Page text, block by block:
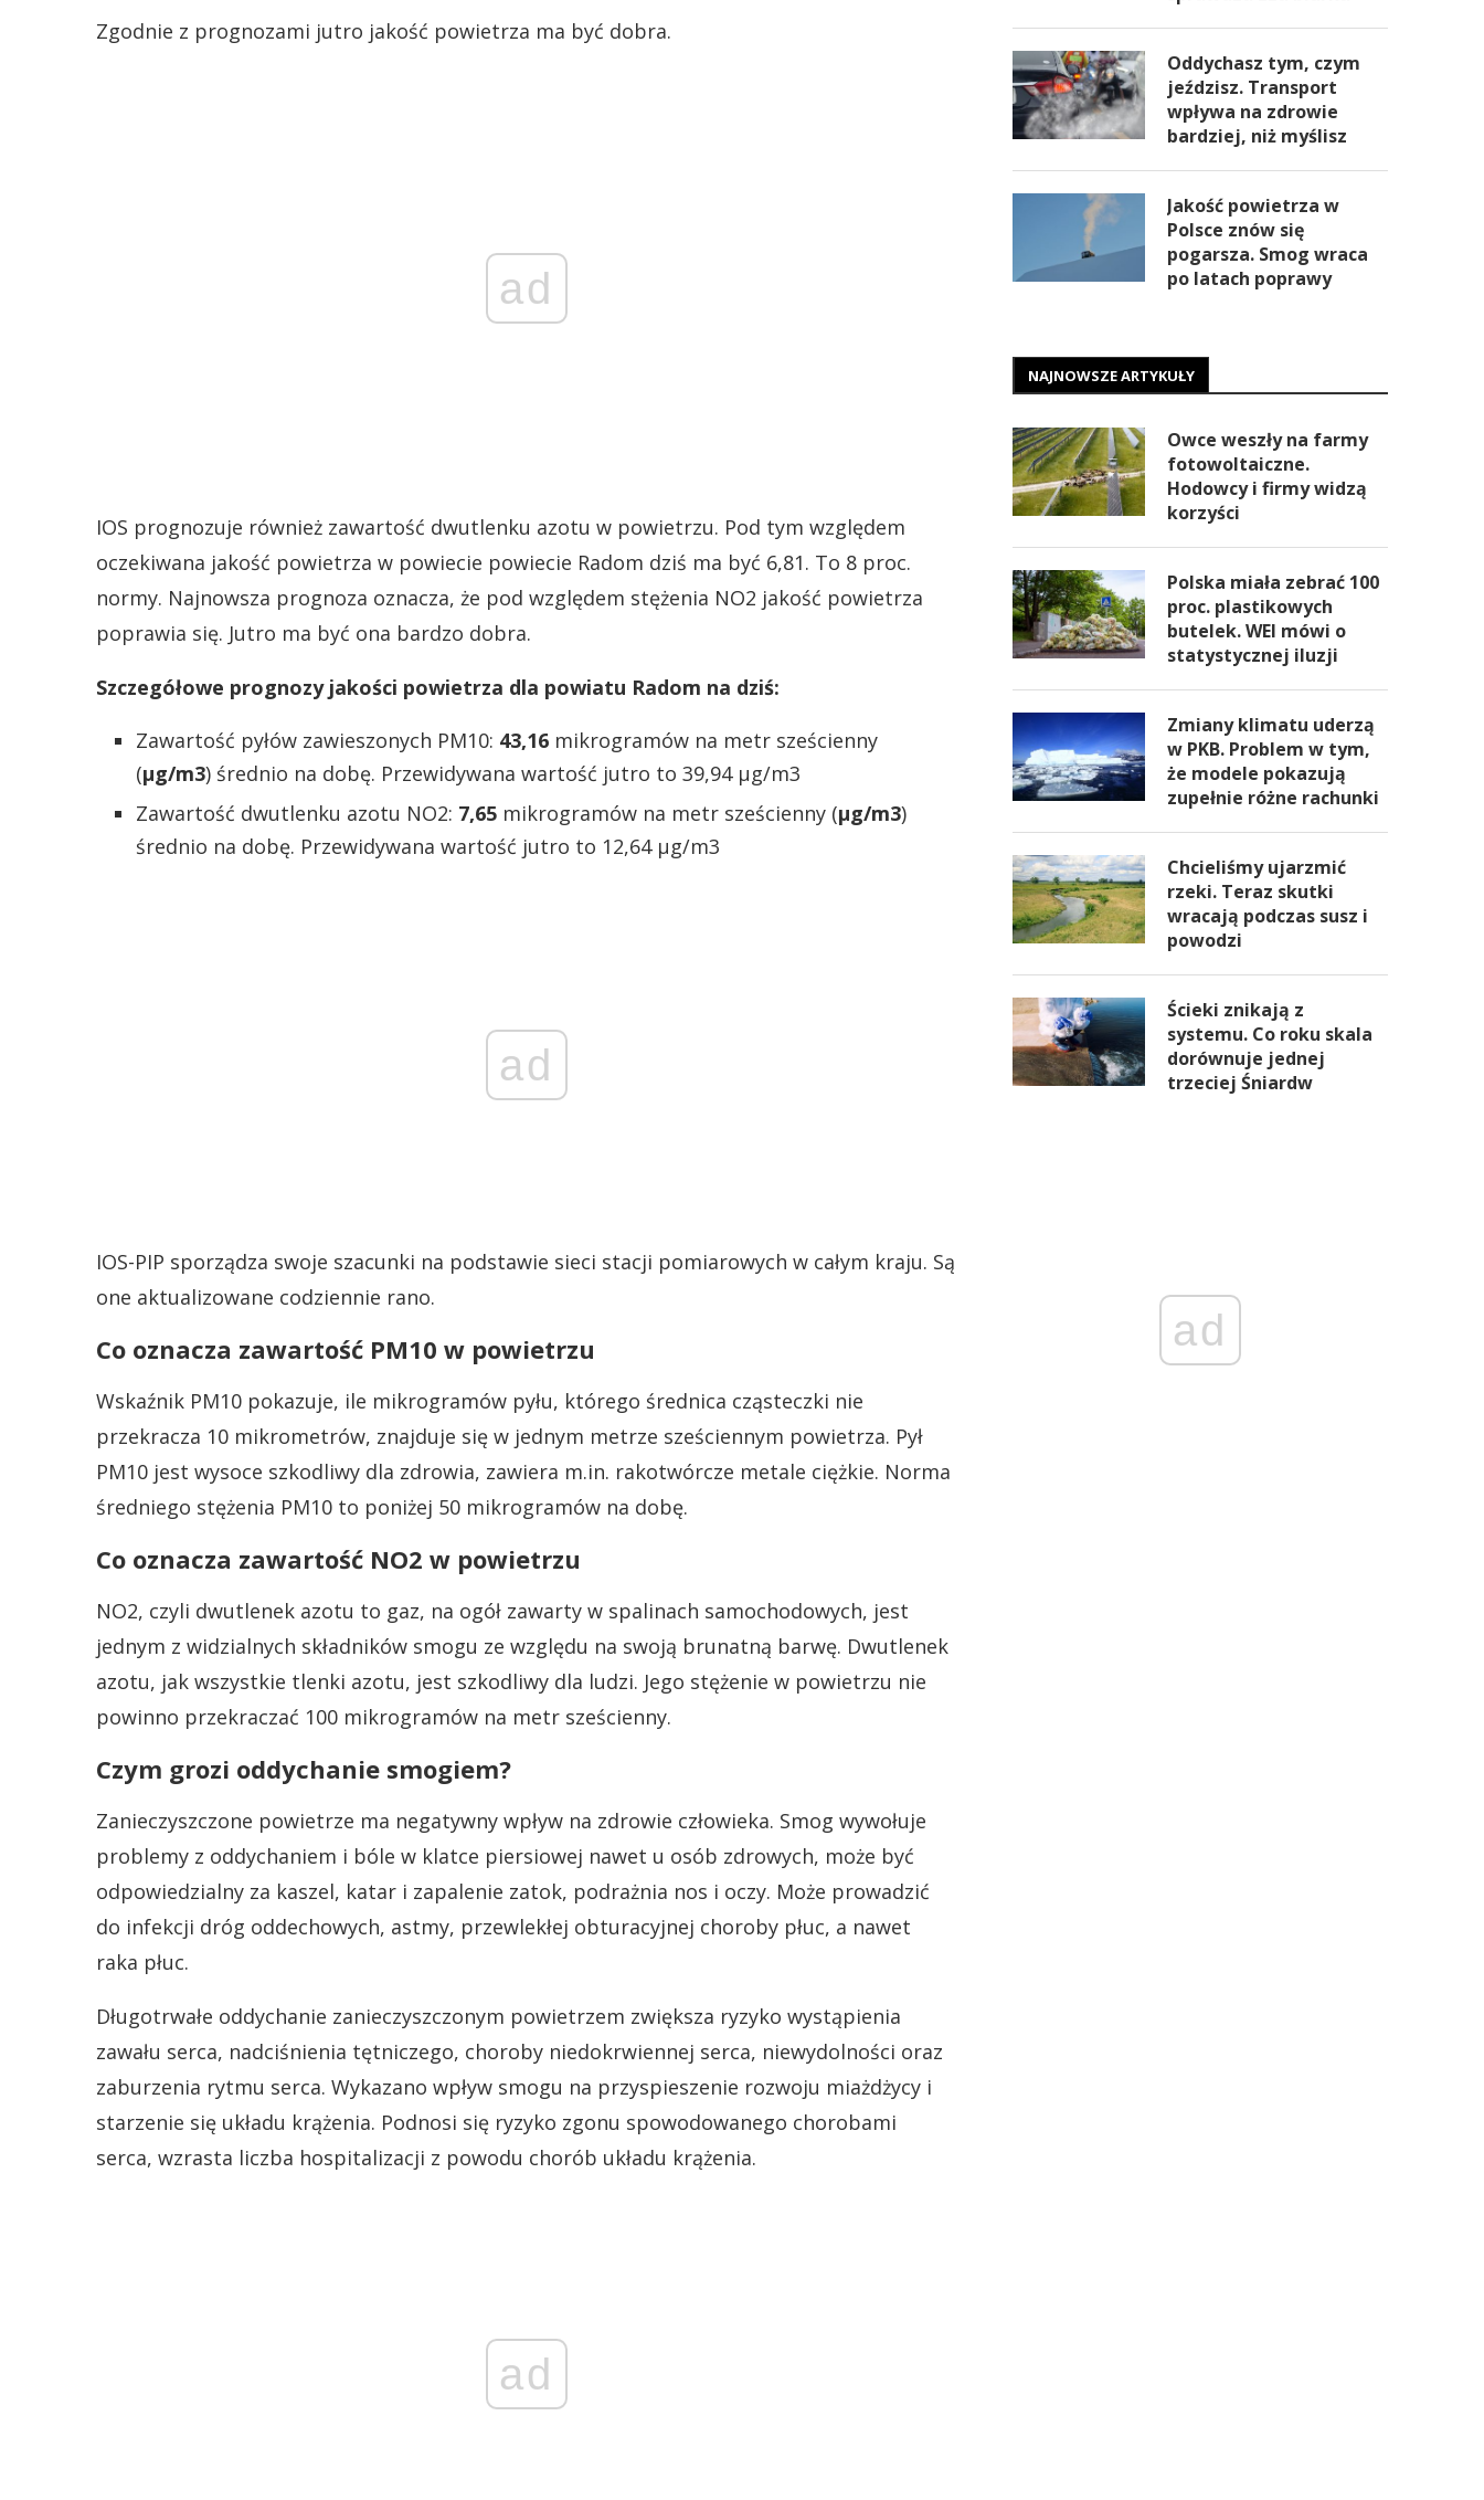
Zgodnie z prognozami jutro jakość powietrza ma być dobra.
ad
IOS prognozuje również zawartość dwutlenku azotu w powietrzu. Pod tym względem
oczekiwana jakość powietrza w powiecie powiecie Radom dziś ma być 6,81. To 8 proc.
normy. Najnowsza prognoza oznacza, że pod względem stężenia NO2 jakość powietrza
poprawia się. Jutro ma być ona bardzo dobra.
Szczegółowe prognozy jakości powietrza dla powiatu Radom na dziś:
Zawartość pyłów zawieszonych PM10: 43,16 mikrogramów na metr sześcienny
(µg/m3) średnio na dobę. Przewidywana wartość jutro to 39,94 µg/m3
Zawartość dwutlenku azotu NO2: 7,65 mikrogramów na metr sześcienny (µg/m3)
średnio na dobę. Przewidywana wartość jutro to 12,64 µg/m3
ad
IOS-PIP sporządza swoje szacunki na podstawie sieci stacji pomiarowych w całym kraju. Są
one aktualizowane codziennie rano.
Co oznacza zawartość PM10 w powietrzu
Wskaźnik PM10 pokazuje, ile mikrogramów pyłu, którego średnica cząsteczki nie
przekracza 10 mikrometrów, znajduje się w jednym metrze sześciennym powietrza. Pył
PM10 jest wysoce szkodliwy dla zdrowia, zawiera m.in. rakotwórcze metale ciężkie. Norma
średniego stężenia PM10 to poniżej 50 mikrogramów na dobę.
Co oznacza zawartość NO2 w powietrzu
NO2, czyli dwutlenek azotu to gaz, na ogół zawarty w spalinach samochodowych, jest
jednym z widzialnych składników smogu ze względu na swoją brunatną barwę. Dwutlenek
azotu, jak wszystkie tlenki azotu, jest szkodliwy dla ludzi. Jego stężenie w powietrzu nie
powinno przekraczać 100 mikrogramów na metr sześcienny.
Czym grozi oddychanie smogiem?
Zanieczyszczone powietrze ma negatywny wpływ na zdrowie człowieka. Smog wywołuje
problemy z oddychaniem i bóle w klatce piersiowej nawet u osób zdrowych, może być
odpowiedzialny za kaszel, katar i zapalenie zatok, podrażnia nos i oczy. Może prowadzić
do infekcji dróg oddechowych, astmy, przewlekłej obturacyjnej choroby płuc, a nawet
raka płuc.
Długotrwałe oddychanie zanieczyszczonym powietrzem zwiększa ryzyko wystąpienia
zawału serca, nadciśnienia tętniczego, choroby niedokrwiennej serca, niewydolności oraz
zaburzenia rytmu serca. Wykazano wpływ smogu na przyspieszenie rozwoju miażdżycy i
starzenie się układu krążenia. Podnosi się ryzyko zgonu spowodowanego chorobami
serca, wzrasta liczba hospitalizacji z powodu chorób układu krążenia.
ad
Oddychasz tym, czym
jeździsz. Transport
wpływa na zdrowie
bardziej, niż myślisz
Jakość powietrza w
Polsce znów się
pogarsza. Smog wraca
po latach poprawy
NAJNOWSZE ARTYKUŁY
Owce weszły na farmy
fotowoltaiczne.
Hodowcy i firmy widzą
korzyści
Polska miała zebrać 100
proc. plastikowych
butelek. WEI mówi o
statystycznej iluzji
Zmiany klimatu uderzą
w PKB. Problem w tym,
że modele pokazują
zupełnie różne rachunki
Chcieliśmy ujarzmić
rzeki. Teraz skutki
wracają podczas susz i
powodzi
Ścieki znikają z
systemu. Co roku skala
dorównuje jednej
trzeciej Śniardw
ad